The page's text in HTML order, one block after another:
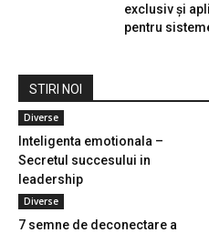
exclusiv și
pentru
STIRI NOI
Diverse
Inteligenta emotionala –
Secretul succesului in
leadership
Diverse
7 semne de deconectare a